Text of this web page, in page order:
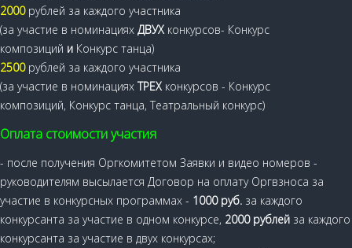
2000 рублей за каждого участника
(за участие в номинациях ДВУХ конкурсов- Конкурс
композиций и Конкурс танца)
2500 рублей за каждого участника
(за участие в номинациях ТРЕХ конкурсов - Конкурс
композиций, Конкурс танца, Театральный конкурс)
Оплата стоимости участия
- после получения Оргкомитетом Заявки и видео номеров -
руководителям высылается Договор на оплату Оргвзноса за
участие в конкурсных программах - 1000 руб. за каждого
конкурсанта за участие в одном конкурсе, 2000 рублей за каждого
конкурсанта за участие в двух конкурсах;